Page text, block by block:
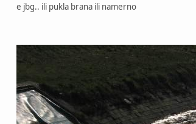
e jbg.. ili pukla brana ili namerno